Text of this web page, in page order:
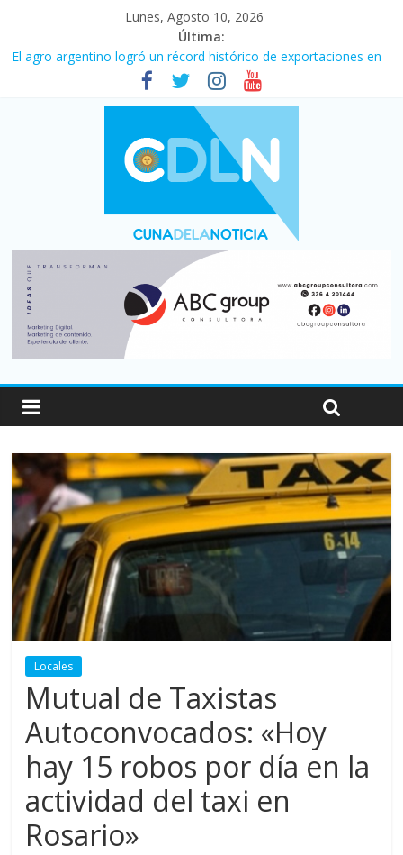
Lunes, Agosto 10, 2026
Última:
El agro argentino logró un récord histórico de exportaciones en
el primer semestre de 2026
La construcción cayó 4,1% en junio y registró su cuarta baja del
El consumo sigue frenado: las ventas minoristas cayeron 3,8 en
julio y acumulan siete meses en baja
Newell’s cayó 2 a 1 ante Defensa y Justicia en Florencio Varela
Milei y los errores no forzados
Locales
Mutual de Taxistas
Autoconvocados: «Hoy
hay 15 robos por día en la
actividad del taxi en
Rosario»